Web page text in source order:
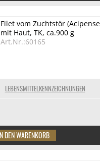
LEBENSMITTELKENNZEICHNUNGEN
Filet vom Zuchtstör
mit Haut, TK, ca.900 g
Art.Nr.:60165